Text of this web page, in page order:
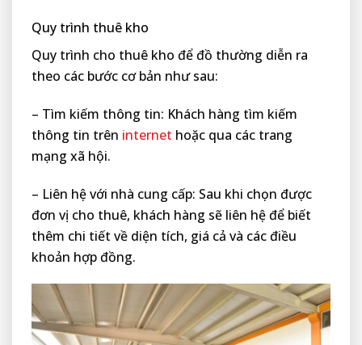
Quy trình thuê kho
Quy trình cho thuê kho để đồ thường diễn ra
theo các bước cơ bản như sau:
– Tìm kiếm thông tin: Khách hàng tìm kiếm
thông tin trên internet hoặc qua các trang
mạng xã hội.
– Liên hệ với nhà cung cấp: Sau khi chọn được
đơn vị cho thuê, khách hàng sẽ liên hệ để biết
thêm chi tiết về diện tích, giá cả và các điều
khoản hợp đồng.